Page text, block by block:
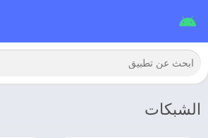
الشبكات